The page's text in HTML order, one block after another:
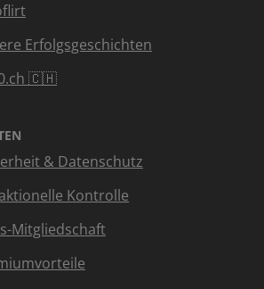
Erfolgsgeschichten
🇨🇭
& Datenschutz
Kontrolle
Mitgliedschaft